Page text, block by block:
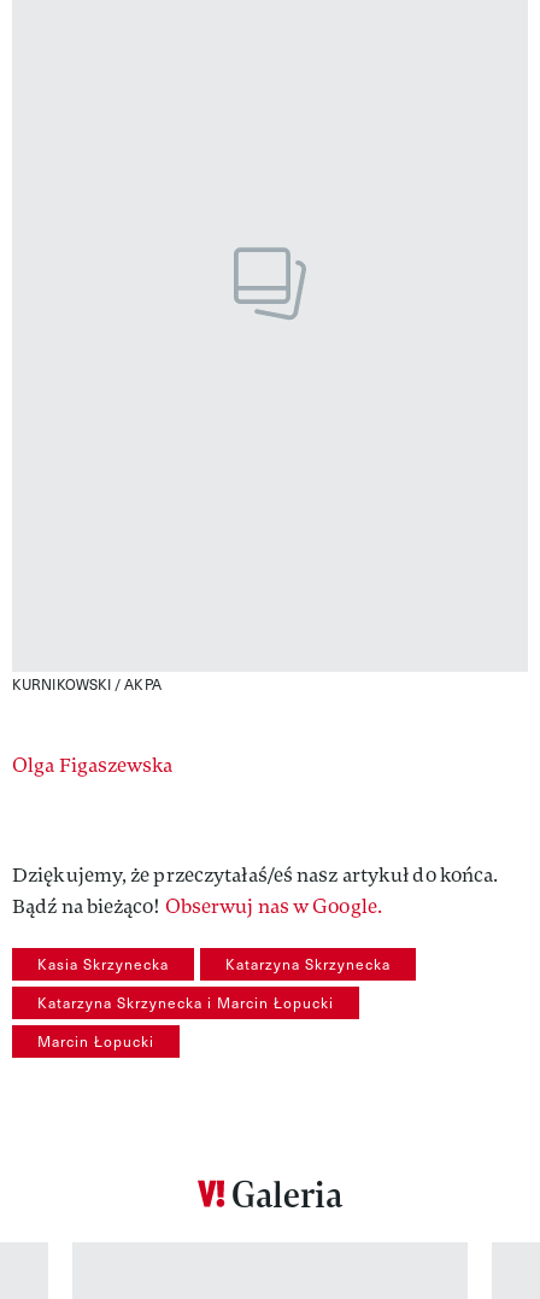
KURNIKOWSKI / AKPA
Authors
Olga Figaszewska
Dziękujemy, że przeczytałaś/eś nasz artykuł do końca.
Bądź na bieżąco! Obserwuj nas w Google.
Kasia Skrzynecka Katarzyna Skrzynecka
Katarzyna Skrzynecka i Marcin Łopucki
Marcin Łopucki
Galeria